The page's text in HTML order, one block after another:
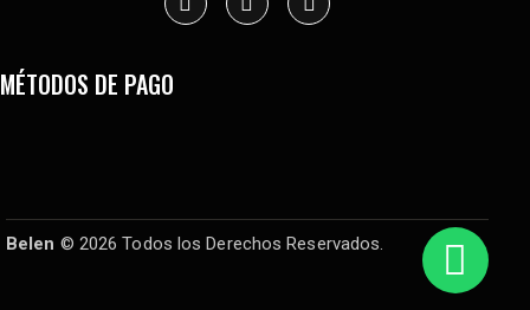
MÉTODOS DE PAGO
Belen © 2026 Todos los Derechos Reservados.